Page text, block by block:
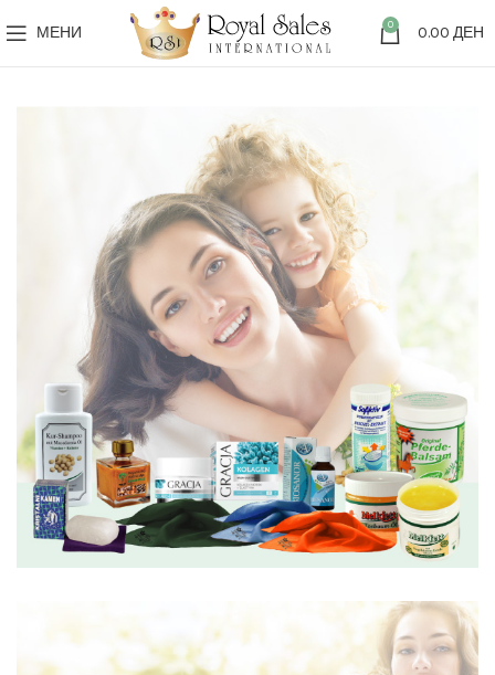
МЕНИ 0 0.00 ДЕН
АСОРТИМАН